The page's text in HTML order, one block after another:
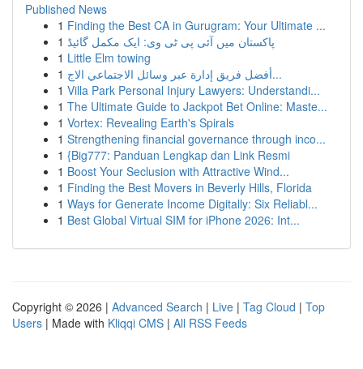
Published News
1 Finding the Best CA in Gurugram: Your Ultimate ...
1 پاکستان میں آئی پی ٹی وی: ایک مکمل گائیڈ
1 Little Elm towing
1
أفضل فريق إدارة عبر وسائل الاجتماعي الاج...
1 Villa Park Personal Injury Lawyers: Understandi...
1 The Ultimate Guide to Jackpot Bet Online: Maste...
1 Vortex: Revealing Earth's Spirals
1 Strengthening financial governance through inco...
1 {Big777: Panduan Lengkap dan Link Resmi
1 Boost Your Seclusion with Attractive Wind...
1 Finding the Best Movers in Beverly Hills, Florida
1 Ways for Generate Income Digitally: Six Reliabl...
1 Best Global Virtual SIM for iPhone 2026: Int...
Copyright © 2026 | Advanced Search | Live | Tag Cloud | Top
Users | Made with Kliqqi CMS | All RSS Feeds